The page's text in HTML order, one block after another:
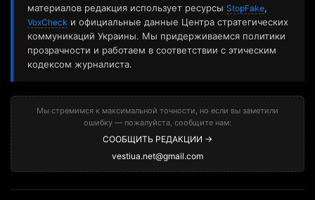
материалов редакция использует ресурсы StopFake,
VoxCheck и официальные данные Центра стратегических
коммуникаций Украины. Мы придерживаемся политики
прозрачности и работаем в соответствии с этическим
кодексом журналиста.
Мы стремимся к максимальной точности, но если вы заметили
ошибку — пожалуйста, сообщите нам:
СООБЩИТЬ РЕДАКЦИИ →
vestiua.net@gmail.com